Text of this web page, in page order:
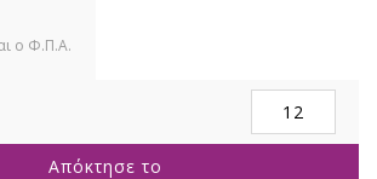
ΣΑΚΟΥΛΑ
ΜΕ
Απόκτησε το